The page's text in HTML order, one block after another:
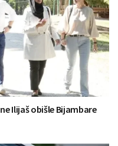
Ilijaš obišle Bijambare